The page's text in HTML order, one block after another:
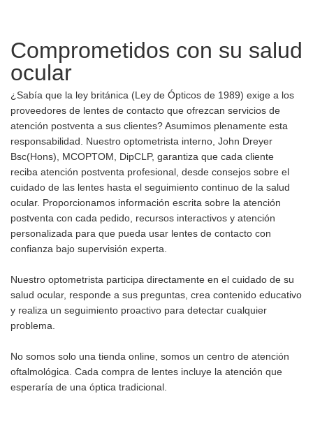
Comprometidos con su salud
ocular
¿Sabía que la ley británica (Ley de Ópticos de 1989) exige a los
proveedores de lentes de contacto que ofrezcan servicios de
atención postventa a sus clientes? Asumimos plenamente esta
responsabilidad. Nuestro optometrista interno, John Dreyer
Bsc(Hons), MCOPTOM, DipCLP, garantiza que cada cliente
reciba atención postventa profesional, desde consejos sobre el
cuidado de las lentes hasta el seguimiento continuo de la salud
ocular. Proporcionamos información escrita sobre la atención
postventa con cada pedido, recursos interactivos y atención
personalizada para que pueda usar lentes de contacto con
confianza bajo supervisión experta.
Nuestro optometrista participa directamente en el cuidado de su
salud ocular, responde a sus preguntas, crea contenido educativo
y realiza un seguimiento proactivo para detectar cualquier
problema.
No somos solo una tienda online, somos un centro de atención
oftalmológica. Cada compra de lentes incluye la atención que
esperaría de una óptica tradicional.